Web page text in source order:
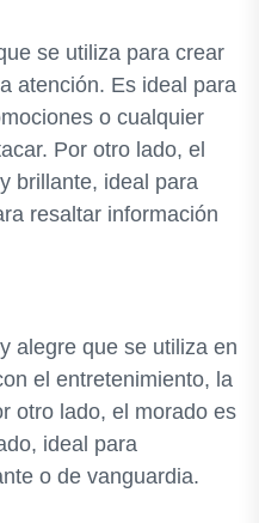
se utiliza para crear
atención. Es ideal para
o cualquier
Por otro lado, el
brillante, ideal para
resaltar información
alegre que se utiliza en
el entretenimiento, la
otro lado, el morado es
ideal para
o de vanguardia.